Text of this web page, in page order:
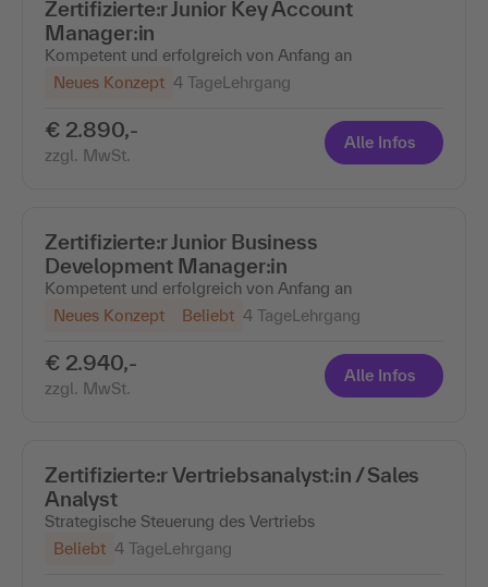
Zertifizierte:r Junior Key Account
Manager:in
Kompetent und erfolgreich von Anfang an
Neues Konzept 4 TageLehrgang
€ 2.890,-
zzgl. MwSt.
Alle Infos
Zertifizierte:r Junior Business
Development Manager:in
Kompetent und erfolgreich von Anfang an
Neues Konzept
Beliebt 4 TageLehrgang
€ 2.940,-
zzgl. MwSt.
Alle Infos
Zertifizierte:r Vertriebsanalyst:in / Sales
Analyst
Strategische Steuerung des Vertriebs
Beliebt 4 TageLehrgang